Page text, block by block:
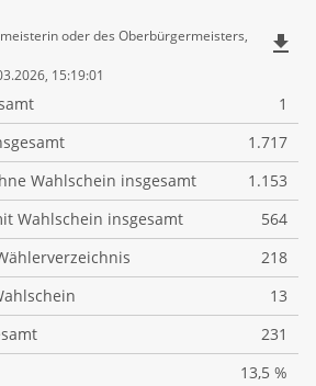
oder des Oberbürgermeisters,
15:19:01
file_download
1
1.717
Wahlschein insgesamt
1.153
Wahlschein insgesamt
564
218
13
231
13,5 %